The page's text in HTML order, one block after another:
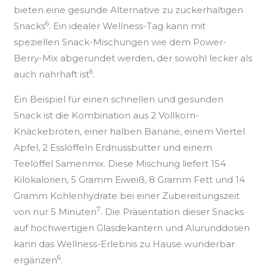
bieten eine gesunde Alternative zu zuckerhaltigen
Snacks6. Ein idealer Wellness-Tag kann mit
speziellen Snack-Mischungen wie dem Power-
Berry-Mix abgerundet werden, der sowohl lecker als
auch nahrhaft ist6.
Ein Beispiel für einen schnellen und gesunden
Snack ist die Kombination aus 2 Vollkorn-
Knäckebroten, einer halben Banane, einem Viertel
Apfel, 2 Esslöffeln Erdnussbutter und einem
Teelöffel Samenmix. Diese Mischung liefert 154
Kilokalorien, 5 Gramm Eiweiß, 8 Gramm Fett und 14
Gramm Kohlenhydrate bei einer Zubereitungszeit
von nur 5 Minuten7. Die Präsentation dieser Snacks
auf hochwertigen Glasdekantern und Alurunddosen
kann das Wellness-Erlebnis zu Hause wunderbar
ergänzen6.